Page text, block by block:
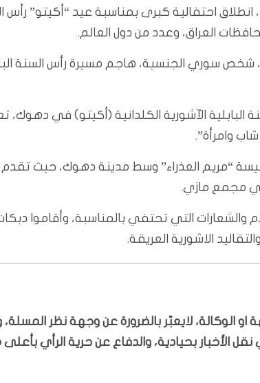
احتفالية كبرى بمناسبة عيد “أكيتو” رأس
العراق، وعدد من دول العالم.
شخص سوري الجنسية، هاجم مسيرة رأس السنة
البابلية الآشورية الكلدانية (أكيتو) في
وامرأة”.
“مريم العذراء” وسط مدينة دهوك، حيث تقدم
في مجمع مازي.
والشعارات التي تحتفي بالمناسبة، وأقاموا
الاشورية العريقة.
او الوكالة، لايعبّر بالضرورة عن وجهة نظر
الأخبار بحيادية، والدفاع عن حرية الرأي بأعلى